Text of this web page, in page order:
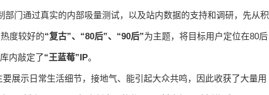
门通过真实的内部吸量测试，以及站内数据的支持和调研，先从积
度较好的“复古”、“80后”、“90后”为主题，将目标用户定位在80后
内敲定了“王蓝莓”IP。
展示日常生活细节，接地气、能引起大众共鸣，因此收获了大量用